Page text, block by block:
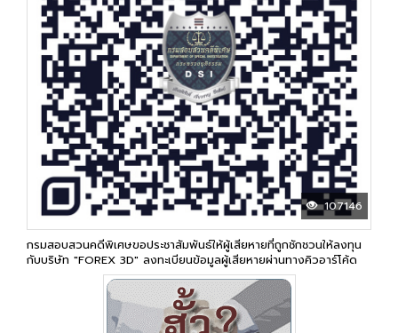
107146
กรมสอบสวนคดีพิเศษขอประชาสัมพันธ์ให้ผู้เสียหายที่ถูกชักชวนให้ลงทุน
กับบริษัท "FOREX 3D" ลงทะเบียนข้อมูลผู้เสียหายผ่านทางคิวอาร์โค้ด